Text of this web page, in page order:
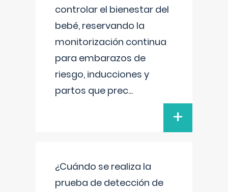
controlar el bienestar del
bebé, reservando la
monitorización continua
para embarazos de
riesgo, inducciones y
partos que prec...
+
¿Cuándo se realiza la
prueba de detección de